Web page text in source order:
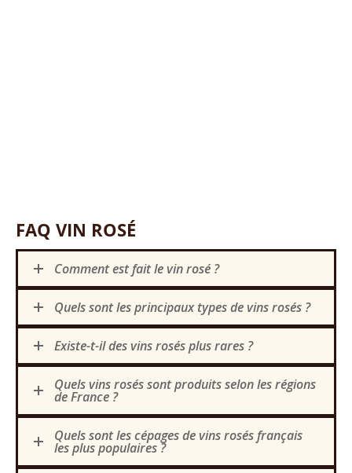
FAQ VIN ROSÉ
Comment est fait le vin rosé ?
Quels sont les principaux types de vins rosés ?
Existe-t-il des vins rosés plus rares ?
Quels vins rosés sont produits selon les régions
de France ?
Quels sont les cépages de vins rosés français
les plus populaires ?